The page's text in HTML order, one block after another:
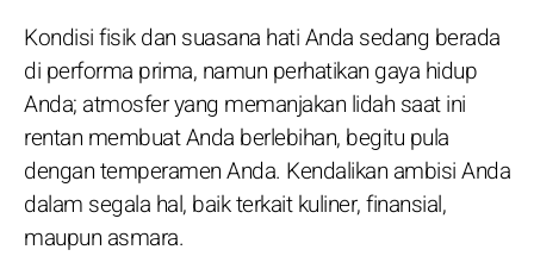
Kondisi fisik dan suasana hati Anda sedang berada
di performa prima, namun perhatikan gaya hidup
Anda; atmosfer yang memanjakan lidah saat ini
rentan membuat Anda berlebihan, begitu pula
dengan temperamen Anda. Kendalikan ambisi Anda
dalam segala hal, baik terkait kuliner, finansial,
maupun asmara.